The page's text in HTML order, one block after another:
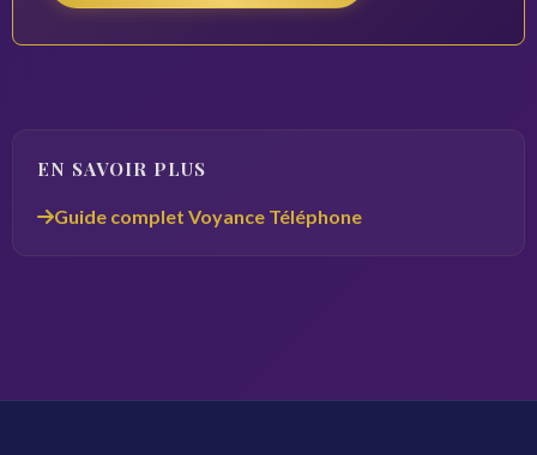
EN SAVOIR PLUS
Guide complet Voyance Téléphone